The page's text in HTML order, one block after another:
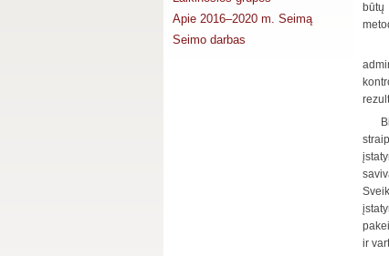
Apie 2016–2020 m. Seimą
Seimo darbas
būtų
ir